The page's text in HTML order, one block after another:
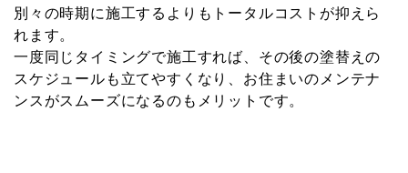
別々の時期に施工するよりもトータルコストが抑えら
れます。
一度同じタイミングで施工すれば、その後の塗替えの
スケジュールも立てやすくなり、お住まいのメンテナ
ンスがスムーズになるのもメリットです。